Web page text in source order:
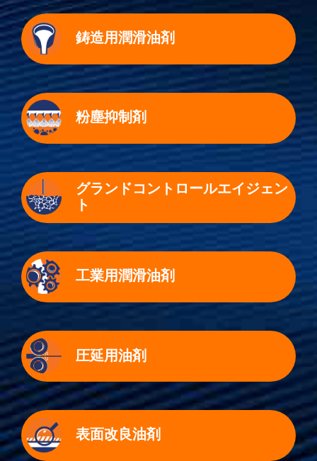
鋳造用潤滑油剤
粉塵抑制剤
グランドコントロールエイジェン
ト
工業用潤滑油剤
圧延用油剤
表面改良油剤